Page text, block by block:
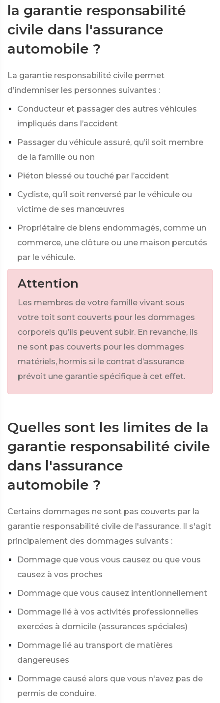
la garantie responsabilité
civile dans l'assurance
automobile ?
La garantie responsabilité civile permet
d’indemniser les personnes suivantes :
Conducteur et passager des autres véhicules
impliqués dans l’accident
Passager du véhicule assuré, qu’il soit membre
de la famille ou non
Piéton blessé ou touché par l’accident
Cycliste, qu’il soit renversé par le véhicule ou
victime de ses manœuvres
Propriétaire de biens endommagés, comme un
commerce, une clôture ou une maison percutés
par le véhicule.
Attention
Les membres de votre famille vivant sous
votre toit sont couverts pour les dommages
corporels qu’ils peuvent subir. En revanche, ils
ne sont pas couverts pour les dommages
matériels, hormis si le contrat d’assurance
prévoit une garantie spécifique à cet effet.
Quelles sont les limites de la
garantie responsabilité civile
dans l'assurance
automobile ?
Certains dommages ne sont pas couverts par la
garantie responsabilité civile de l'assurance. Il s'agit
principalement des dommages suivants :
Dommage que vous vous causez ou que vous
causez à vos proches
Dommage que vous causez intentionnellement
Dommage lié à vos activités professionnelles
exercées à domicile (assurances spéciales)
Dommage lié au transport de matières
dangereuses
Dommage causé alors que vous n'avez pas de
permis de conduire.